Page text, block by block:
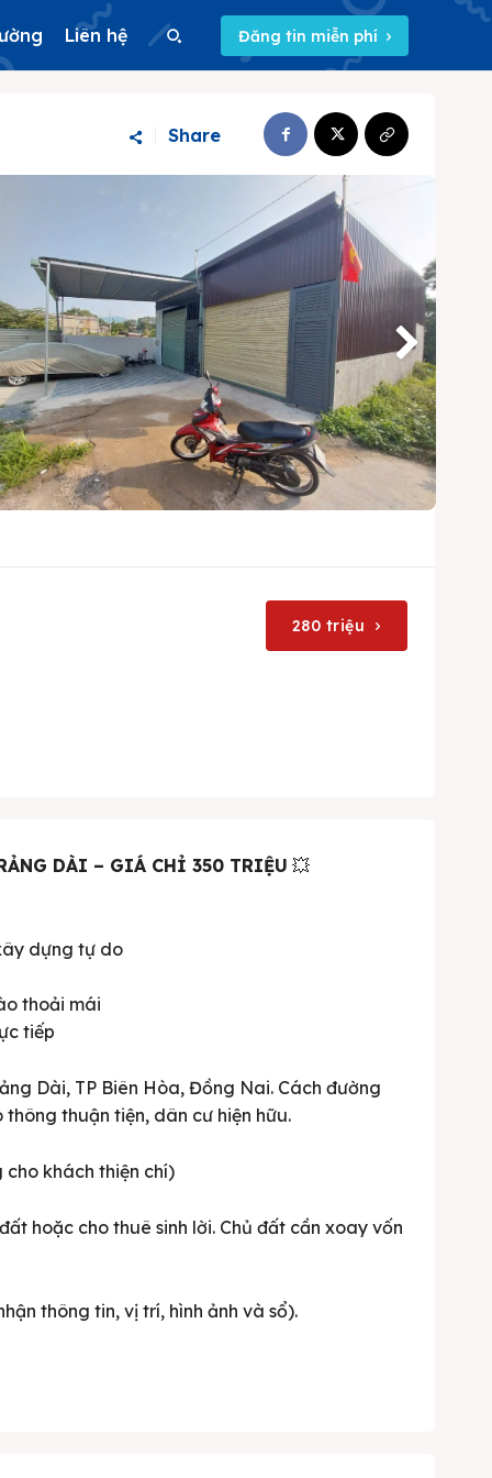
Search
Liên hệ Đăng tin miễn phí
Share
280 triệu
DÀI – GIÁ CHỈ 350 TRIỆU 💥
dựng tự do
thoải mái
tiếp
Dài, TP Biên Hòa, Đồng Nai. Cách đường
thuận tiện, dân cư hiện hữu.
khách thiện chí)
hoặc cho thuê sinh lời. Chủ đất cần xoay vốn
thông tin, vị trí, hình ảnh và sổ).